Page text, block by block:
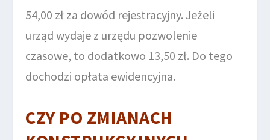
54,00 zł za dowód rejestracyjny. Jeżeli
urząd wydaje z urzędu pozwolenie
czasowe, to dodatkowo 13,50 zł. Do tego
dochodzi opłata ewidencyjna.
CZY PO ZMIANACH